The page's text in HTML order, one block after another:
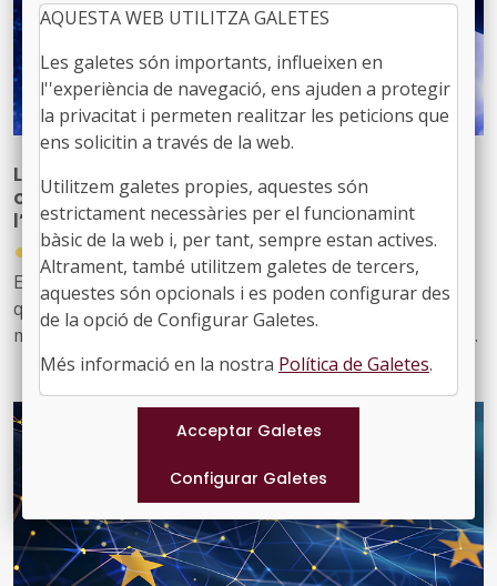
Localret coorganitza per tercer any
consecutiu el Premi GRAUSTIC a projectes de
l’Administració local
●
30/06/2026
El guardó reconeix la iniciativa d’una administració local
que hagi destacat especialment en la introducció de
millores innovadores en l’àmbit dels ajuntaments o dels
municipis mitjançant les TIC
En aquesta edició, els premis compten amb 14
categories que distingeixen iniciatives, professionals,
empreses o institucions que operen a Catalunya, hi
tinguin o no la seu central, i que sobresurten tant en
l’ús com en la promoció de les TIC per impulsar la
innovació i la responsabilitat social
AQUESTA WEB UTILITZA GALETES
Les galetes són importants, influeixen en
l''experiència de navegació, ens ajuden a protegir
la privacitat i permeten realitzar les peticions que
ens solicitin a través de la web.
Utilitzem galetes propies, aquestes són
estrictament necessàries per el funcionamint
bàsic de la web i, per tant, sempre estan actives.
Altrament, també utilitzem galetes de tercers,
aquestes són opcionals i es poden configurar des
de la opció de Configurar Galetes.
Més informació en la nostra Política de Galetes.